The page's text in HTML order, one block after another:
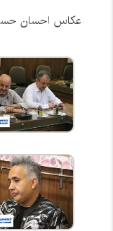
عکاس احسان